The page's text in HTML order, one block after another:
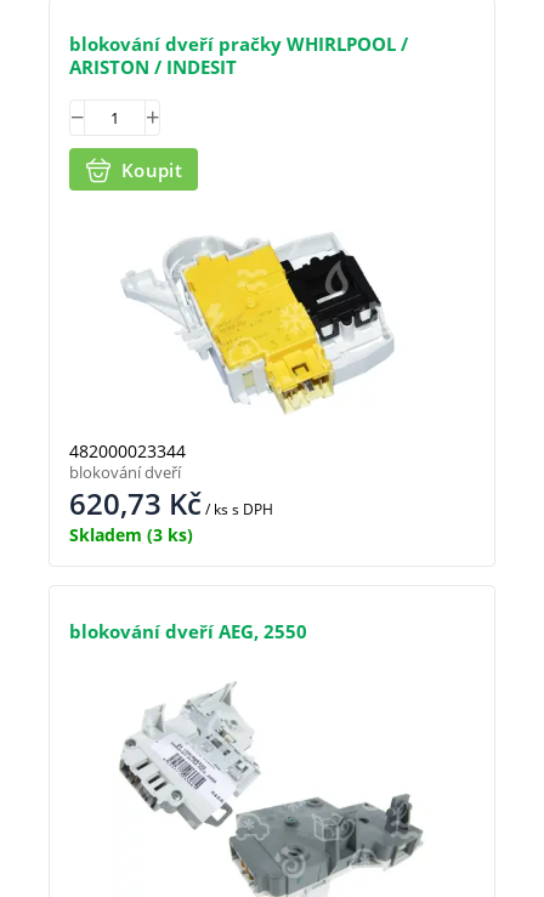
blokování dveří pračky WHIRLPOOL /
ARISTON / INDESIT
482000023344
620,73 Kč/ kss DPH
Skladem (3 ks)
Koupit
blokování dveří
blokování dveří AEG, 2550